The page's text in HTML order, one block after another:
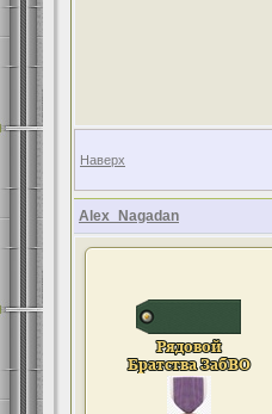
Наверх
Alex_Nagadan